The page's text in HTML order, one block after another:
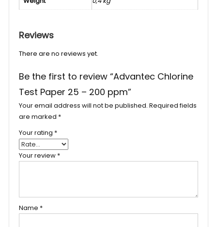
Reviews
There are no reviews yet.
Be the first to review “Advantec Chlorine
Test Paper 25 – 200 ppm”
Your email address will not be published. Required fields
are marked *
Your rating *
Your review *
Name *